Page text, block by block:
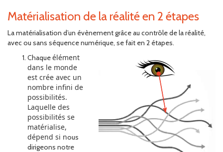
Matérialisation de la réalité en 2 étapes
La matérialisation d’un évènement grâce au contrôle de la réalité,
avec ou sans séquence numérique, se fait en 2 étapes.
Chaqueélément
dans le monde
est crée avec un
nombre infini de
possibilités.
Laquelle des
possibilités se
matérialise,
dépend si nous
dirigeons notre